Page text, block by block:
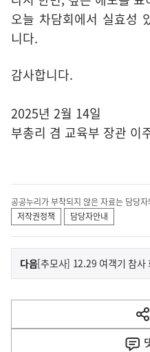
오늘 차담회에서 실효성
니다.
감사합니다.
2025년 2월 14일
부총리 겸 교육부 장관 이
공공누리가 부착되지 않은 자료는 담당
저작권정책
담당자안내
이
전
다
음
다음기
사
[추모사] 12.29 여객기 참사